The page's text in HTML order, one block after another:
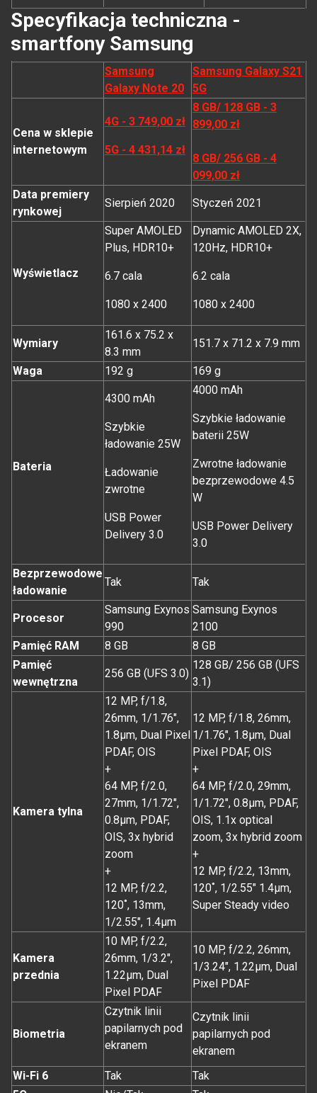
Specyfikacja techniczna -
smartfony Samsung
Samsung
Galaxy Note 20
Samsung Galaxy S21
5G
Cena w sklepie
internetowym
4G - 3 749,00 zł
5G - 4 431,14 zł
8 GB/ 128 GB - 3
899,00 zł
8 GB/ 256 GB - 4
099,00 zł
Data premiery
rynkowej
Sierpień 2020 Styczeń 2021
Wyświetlacz
Super AMOLED
Plus, HDR10+
6.7 cala
1080 x 2400
Dynamic AMOLED 2X,
120Hz, HDR10+
6.2 cala
1080 x 2400
Wymiary
161.6 x 75.2 x
8.3 mm
151.7 x 71.2 x 7.9 mm
Waga 192 g 169 g
Bateria
4300 mAh
Szybkie
ładowanie 25W
Ładowanie
zwrotne
USB Power
Delivery 3.0
4000 mAh
Szybkie ładowanie
baterii 25W
Zwrotne ładowanie
bezprzewodowe 4.5
W
USB Power Delivery
3.0
Bezprzewodowe
ładowanie
Tak Tak
Procesor
Samsung Exynos
990
Samsung Exynos
2100
Pamięć RAM
8 GB
8 GB
Pamięć
wewnętrzna
256 GB (UFS 3.0)
128 GB/ 256 GB (UFS
3.1)
Kamera tylna
12 MP, f/1.8,
26mm, 1/1.76",
1.8µm, Dual Pixel
PDAF, OIS
+
64 MP, f/2.0,
27mm, 1/1.72",
0.8µm, PDAF,
OIS, 3x hybrid
zoom
+
12 MP, f/2.2,
120˚, 13mm,
1/2.55", 1.4µm
12 MP, f/1.8, 26mm,
1/1.76", 1.8µm, Dual
Pixel PDAF, OIS
+
64 MP, f/2.0, 29mm,
1/1.72", 0.8µm, PDAF,
OIS, 1.1x optical
zoom, 3x hybrid zoom
+
12 MP, f/2.2, 13mm,
120˚, 1/2.55" 1.4µm,
Super Steady video
Kamera
przednia
10 MP, f/2.2,
26mm, 1/3.2",
1.22µm, Dual
Pixel PDAF
10 MP, f/2.2, 26mm,
1/3.24", 1.22µm, Dual
Pixel PDAF
Biometria
Czytnik linii
papilarnych pod
ekranem
Czytnik linii
papilarnych pod
ekranem
Wi-Fi 6
Tak
Tak